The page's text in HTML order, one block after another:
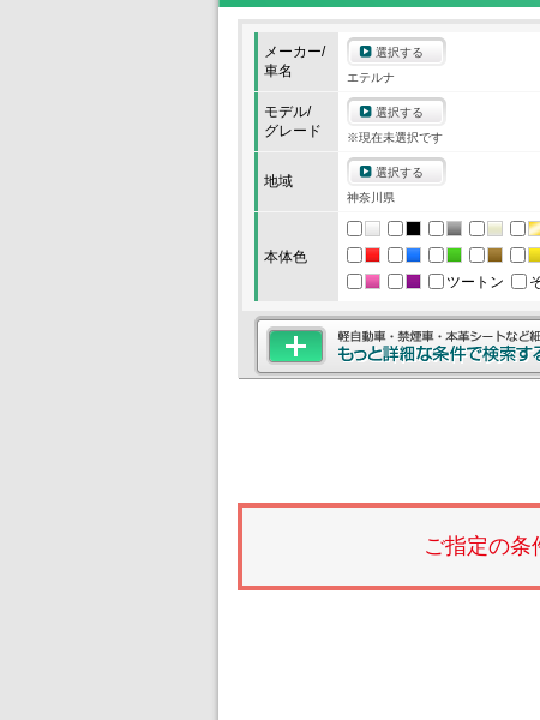
メーカー/
車名
選択する
エテルナ
モデル/
グレード
選択する
※現在未選択です
地域
選択する
神奈川県
本体色
ツートン
ご指定の条